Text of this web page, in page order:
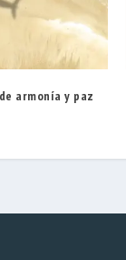
armonía y paz